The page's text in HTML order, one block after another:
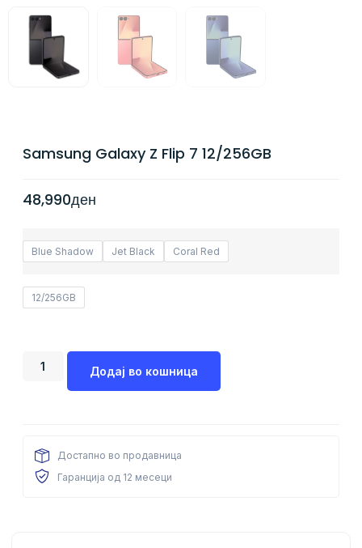
Samsung Galaxy Z Flip 7 12/256GB
48,990ден
Blue Shadow Jet Black Coral Red
12/256GB
Додај во кошница
Достапно во продавница
Гаранција од 12 месеци